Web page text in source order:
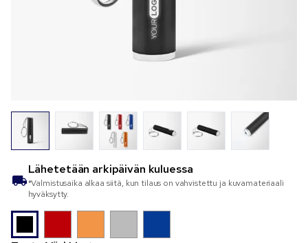
Lähetetään arkipäivän kuluessa
*Valmistusaika alkaa siitä, kun tilaus on vahvistettu ja kuvamateriaali
hyväksytty.